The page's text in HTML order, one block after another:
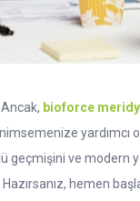
bioforce
geçmişini ve
hemen